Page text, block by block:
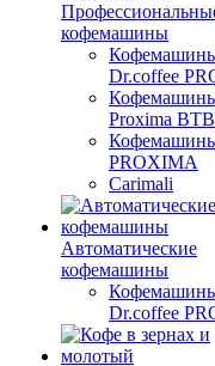
кофемашины
Dr.coffee
Proxima BTB
PROXIMA
Carimali
Автоматические
кофемашины
Dr.coffee